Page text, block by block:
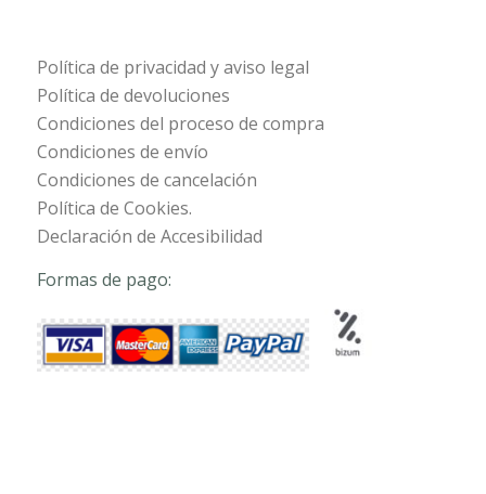
Política de privacidad y aviso legal
Política de devoluciones
Condiciones del proceso de compra
Condiciones de envío
Condiciones de cancelación
Política de Cookies.
Declaración de Accesibilidad
Formas de pago: